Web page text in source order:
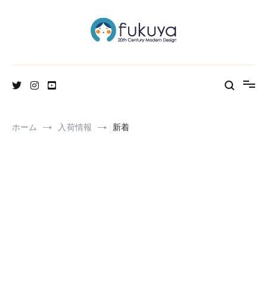
ホーム 入荷情報 新着